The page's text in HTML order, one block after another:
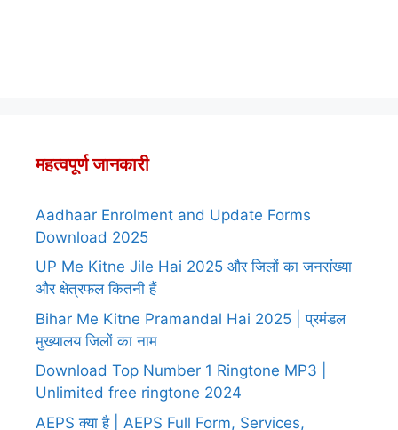
महत्वपूर्ण जानकारी
Aadhaar Enrolment and Update Forms
Download 2025
UP Me Kitne Jile Hai 2025 और जिलों का जनसंख्या
और क्षेत्रफल कितनी हैं
Bihar Me Kitne Pramandal Hai 2025 | प्रमंडल
मुख्यालय जिलों का नाम
Download Top Number 1 Ringtone MP3 |
Unlimited free ringtone 2024
AEPS क्या है | AEPS Full Form, Services,